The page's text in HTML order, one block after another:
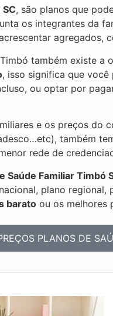
, são planos que
os integrantes da
agregados,
também existe
, isso significa que
ou optar por
e os preços do
também
rede de
Saúde Familiar Timbó
plano regional,
barato ou os melhores
PLANOS DE